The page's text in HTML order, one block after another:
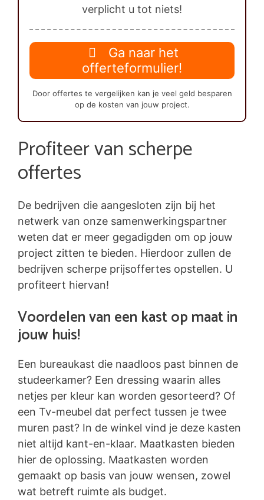
verplicht u tot niets!
Ga naar het
offerteformulier!
Door offertes te vergelijken kan je veel geld besparen
op de kosten van jouw project.
Profiteer van scherpe
offertes
De bedrijven die aangesloten zijn bij het
netwerk van onze samenwerkingspartner
weten dat er meer gegadigden om op jouw
project zitten te bieden. Hierdoor zullen de
bedrijven scherpe prijsoffertes opstellen. U
profiteert hiervan!
Voordelen van een kast op maat in
jouw huis!
Een bureaukast die naadloos past binnen de
studeerkamer? Een dressing waarin alles
netjes per kleur kan worden gesorteerd? Of
een Tv-meubel dat perfect tussen je twee
muren past? In de winkel vind je deze kasten
niet altijd kant-en-klaar. Maatkasten bieden
hier de oplossing. Maatkasten worden
gemaakt op basis van jouw wensen, zowel
wat betreft ruimte als budget.